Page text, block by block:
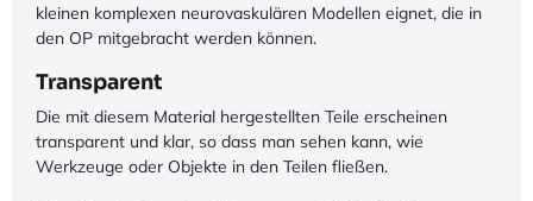
kleinen komplexen neurovaskulären Modellen eignet, die in
den OP mitgebracht werden können.
Transparent
Die mit diesem Material hergestellten Teile erscheinen
transparent und klar, so dass man sehen kann, wie
Werkzeuge oder Objekte in den Teilen fließen.